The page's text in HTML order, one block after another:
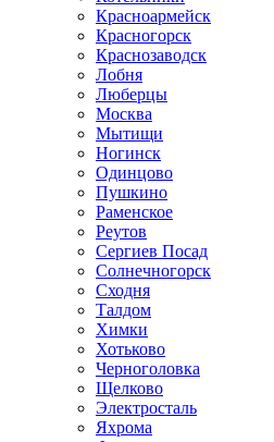
Красноармейск
Красногорск
Краснозаводск
Лобня
Люберцы
Москва
Мытищи
Ногинск
Одинцово
Пушкино
Раменское
Реутов
Сергиев Посад
Солнечногорск
Сходня
Талдом
Химки
Хотьково
Черноголовка
Щелково
Электросталь
Яхрома